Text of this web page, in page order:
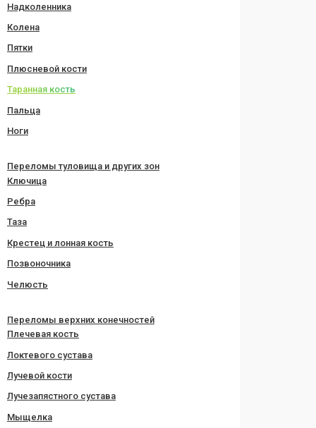
Надколенника
Колена
Пятки
Плюсневой кости
Таранная кость
Пальца
Ноги
Переломы туловища и других зон
Ключица
Ребра
Таза
Крестец и лонная кость
Позвоночника
Челюсть
Переломы верхних конечностей
Плечевая кость
Локтевого сустава
Лучевой кости
Лучезапястного сустава
Мыщелка